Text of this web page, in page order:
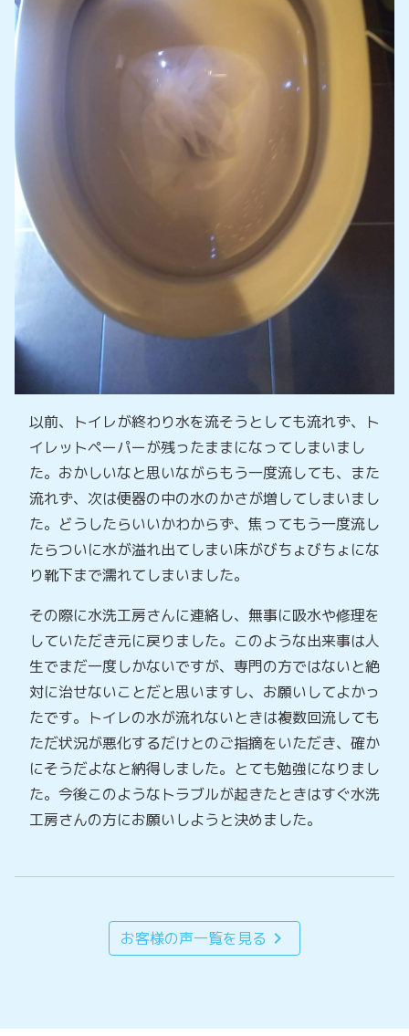
以前、トイレが終わり水を流そうとしても流れず、ト
イレットペーパーが残ったままになってしまいまし
た。おかしいなと思いながらもう一度流しても、また
流れず、次は便器の中の水のかさが増してしまいまし
た。どうしたらいいかわからず、焦ってもう一度流し
たらついに水が溢れ出てしまい床がびちょびちょにな
り靴下まで濡れてしまいました。
その際に水洗工房さんに連絡し、無事に吸水や修理を
していただき元に戻りました。このような出来事は人
生でまだ一度しかないですが、専門の方ではないと絶
対に治せないことだと思いますし、お願いしてよかっ
たです。トイレの水が流れないときは複数回流しても
ただ状況が悪化するだけとのご指摘をいただき、確か
にそうだよなと納得しました。とても勉強になりまし
た。今後このようなトラブルが起きたときはすぐ水洗
工房さんの方にお願いしようと決めました。
お客様の声一覧を見る chevron_right